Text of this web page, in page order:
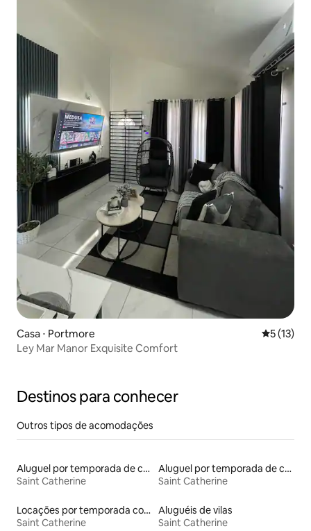
Casa ⋅ Portmore 5 de uma
5 (13)
Ley Mar Manor Exquisite Comfort
Destinos para conhecer
Outros tipos de acomodações
Aluguel por temporada de casas de hóspedes
Saint Catherine
Aluguel por temporada de casas de veraneio
Saint Catherine
Locações por temporada com piscina
Saint Catherine
Aluguéis de vilas
Saint Catherine